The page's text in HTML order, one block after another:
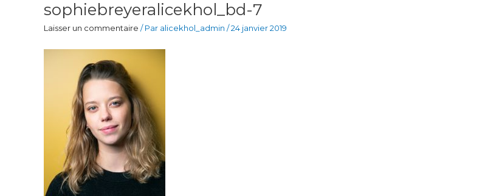
sophiebreyeralicekhol_bd-7
Laisser un commentaire / Par alicekhol_admin /24 janvier 2019